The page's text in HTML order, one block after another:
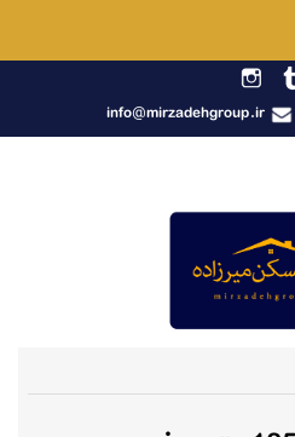
info@mirzadehgroup.ir